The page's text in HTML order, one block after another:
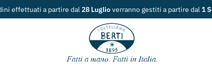
Spedizione gratuitaper ordini superiori ai49€